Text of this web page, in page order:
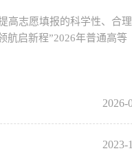
高志愿填报的科学性、合理
航启新程”2026年普通高等
2026-
2023-